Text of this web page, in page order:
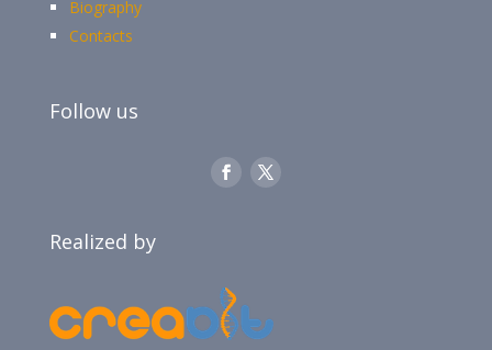
Biography
Contacts
Follow us
Realized by